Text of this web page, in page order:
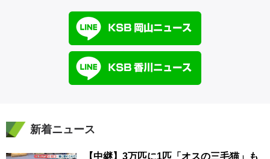
新着ニュース
【中継】3万匹に1匹「オスの三毛猫」も